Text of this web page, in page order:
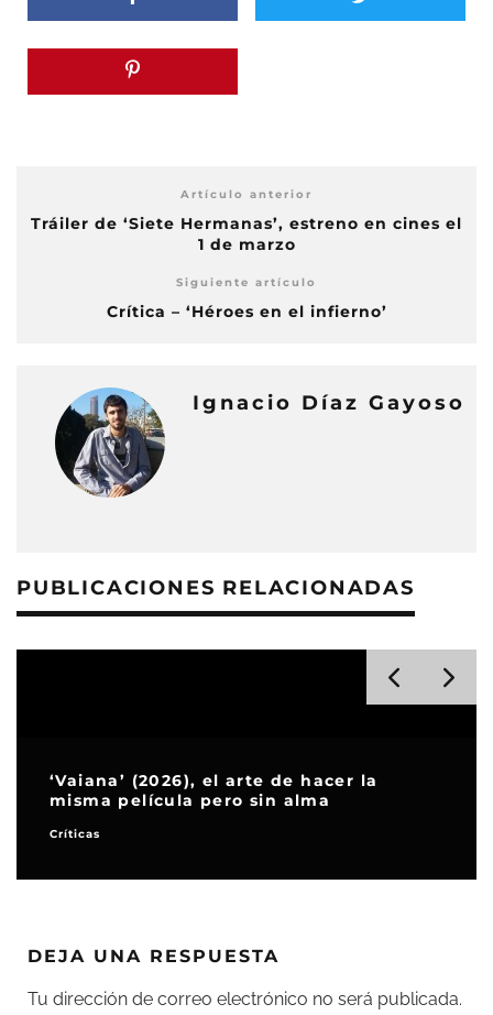
Artículo anterior
Tráiler de ‘Siete Hermanas’, estreno en cines el
1 de marzo
Siguiente artículo
Crítica – ‘Héroes en el infierno’
Ignacio Díaz Gayoso
PUBLICACIONES RELACIONADAS
‘Vaiana’ (2026), el arte de hacer la
misma película pero sin alma
Críticas
DEJA UNA RESPUESTA
Tu dirección de correo electrónico no será publicada.